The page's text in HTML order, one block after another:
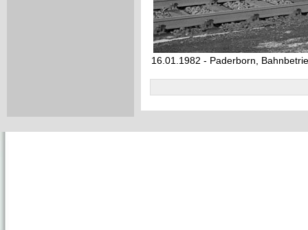
16.01.1982 - Paderborn,